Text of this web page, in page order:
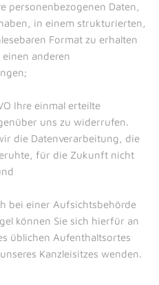
personenbezogenen Daten,
in einem strukturierten,
Format zu erhalten
anderen
Ihre einmal erteilte
uns zu widerrufen.
die Datenverarbeitung, die
für die Zukunft nicht
bei einer Aufsichtsbehörde
können Sie sich hierfür an
üblichen Aufenthaltsortes
Kanzleisitzes wenden.